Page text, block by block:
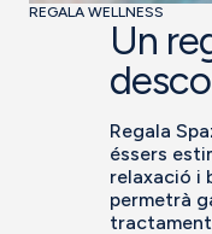
REGALA WELLNESS
Un
Regala
éssers
relaxació i
permetrà